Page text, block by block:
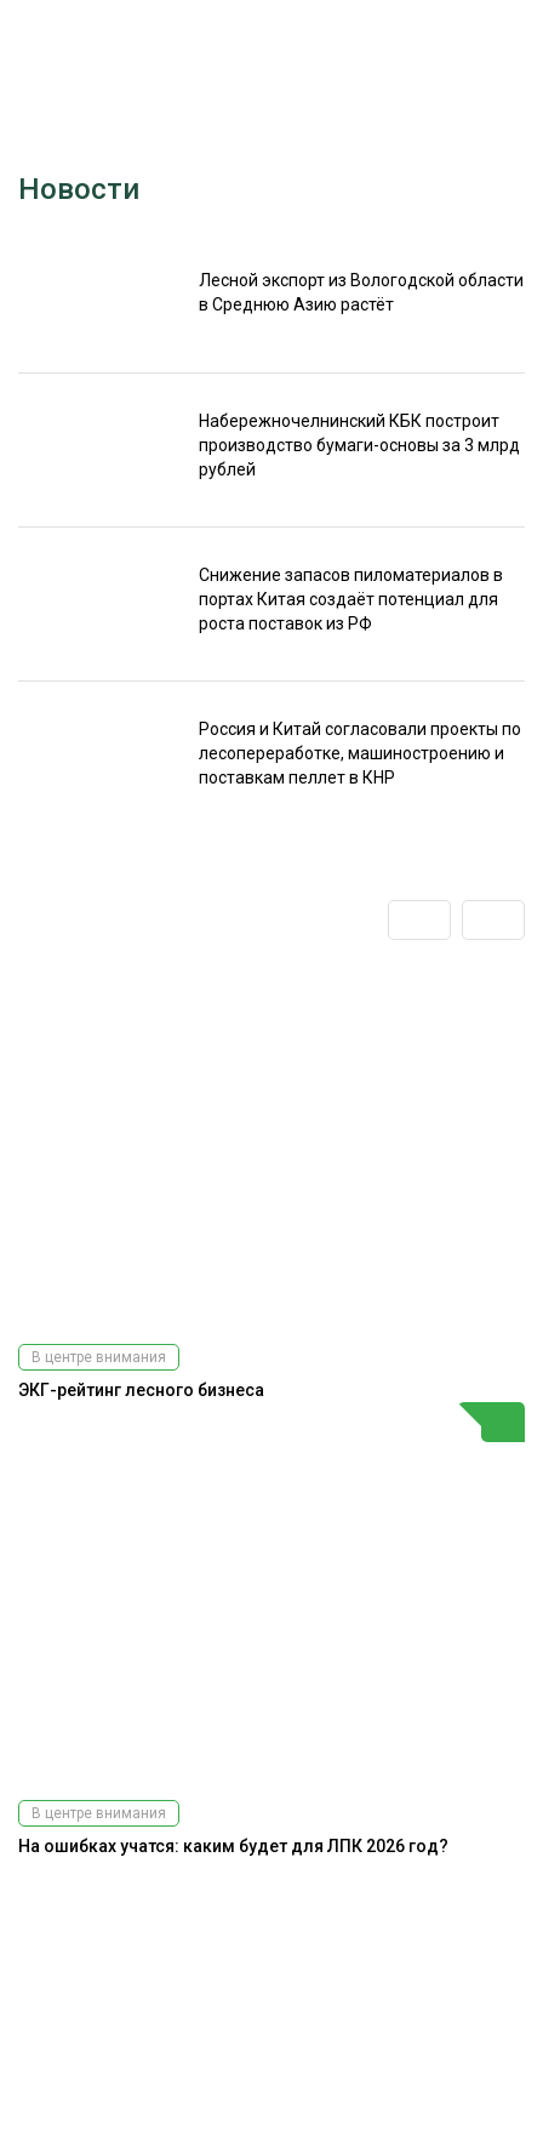
Новости
Лесной экспорт из Вологодской области
в Среднюю Азию растёт
Набережночелнинский КБК построит
производство бумаги-основы за 3 млрд
рублей
Снижение запасов пиломатериалов в
портах Китая создаёт потенциал для
роста поставок из РФ
Россия и Китай согласовали проекты по
лесопереработке, машиностроению и
поставкам пеллет в КНР
В центре внимания
ЭКГ-рейтинг лесного бизнеса
В центре внимания
На ошибках учатся: каким будет для ЛПК 2026 год?